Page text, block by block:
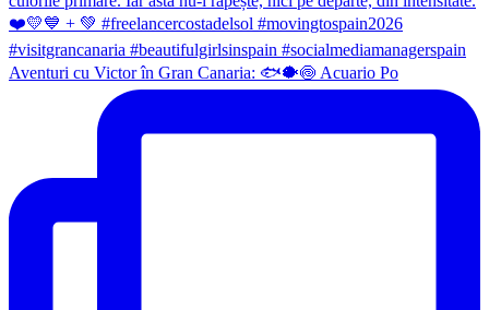
Aventuri cu Victor în Gran Canaria: 🐟🐡🍥 Acuario Po